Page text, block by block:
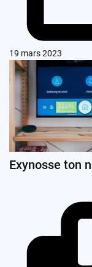
19 mars 2023
Exynosse ton